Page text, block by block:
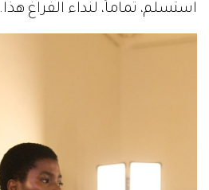
استسلم، تماماً، لنداء الفراغ هذا.